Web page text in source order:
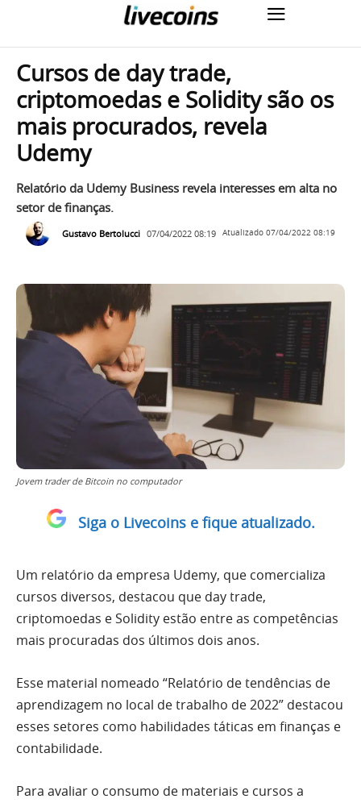
Cursos de day trade,
criptomoedas e Solidity são os
mais procurados, revela
Udemy
Relatório da Udemy Business revela interesses em alta no
setor de finanças.
Gustavo Bertolucci 07/04/2022 08:19 Atualizado 07/04/2022 08:19
Jovem trader de Bitcoin no computador
Siga o Livecoins e fique atualizado.
Um relatório da empresa Udemy, que comercializa
cursos diversos, destacou que day trade,
criptomoedas e Solidity estão entre as competências
mais procuradas dos últimos dois anos.
Esse material nomeado “Relatório de tendências de
aprendizagem no local de trabalho de 2022” destacou
esses setores como habilidades táticas em finanças e
contabilidade.
Para avaliar o consumo de materiais e cursos a